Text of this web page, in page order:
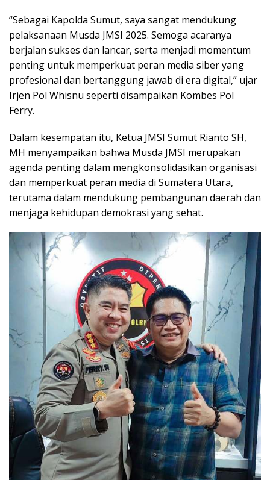
“Sebagai Kapolda Sumut, saya sangat mendukung
pelaksanaan Musda JMSI 2025. Semoga acaranya
berjalan sukses dan lancar, serta menjadi momentum
penting untuk memperkuat peran media siber yang
profesional dan bertanggung jawab di era digital,” ujar
Irjen Pol Whisnu seperti disampaikan Kombes Pol
Ferry.
Dalam kesempatan itu, Ketua JMSI Sumut Rianto SH,
MH menyampaikan bahwa Musda JMSI merupakan
agenda penting dalam mengkonsolidasikan organisasi
dan memperkuat peran media di Sumatera Utara,
terutama dalam mendukung pembangunan daerah dan
menjaga kehidupan demokrasi yang sehat.